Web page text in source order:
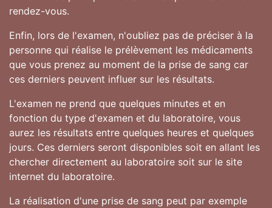
rendez-vous.
Enfin, lors de l'examen, n'oubliez pas de préciser à la
personne qui réalise le prélèvement les médicaments
que vous prenez au moment de la prise de sang car
ces derniers peuvent influer sur les résultats.
L'examen ne prend que quelques minutes et en
fonction du type d'examen et du laboratoire, vous
aurez les résultats entre quelques heures et quelques
jours. Ces derniers seront disponibles soit en allant les
chercher directement au laboratoire soit sur le site
internet du laboratoire.
La réalisation d'une prise de sang peut par exemple